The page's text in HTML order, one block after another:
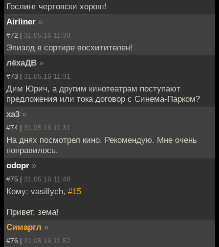
Гослинг чертовски хорош!
Airliner »
#72 | 31.05.16 11:30
Эпизод в сортире восхитителен!
лёхаДВ »
#73 | 31.05.16 11:31
Дим Юрич, а другим кинотеатрам поступают
предложения или тока договор с Синема-Парком?
xa3 »
#74 | 31.05.16 11:31
На днях посмотрел кино. Рекомендую. Мне очень
понравилось.
odopr »
#75 | 31.05.16 11:48
Кому: vasillych, #15
Привет, зема!
Симаргл »
#76 | 31.05.16 11:52